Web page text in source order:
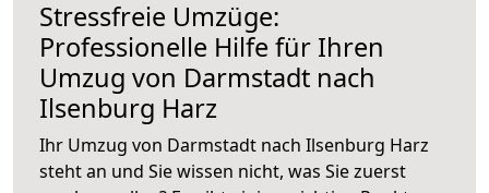
Stressfreie Umzüge:
Professionelle Hilfe für Ihren
Umzug von Darmstadt nach
Ilsenburg Harz
Ihr Umzug von Darmstadt nach Ilsenburg Harz
steht an und Sie wissen nicht, was Sie zuerst